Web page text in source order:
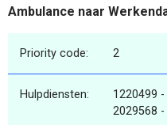
Ambulance naar
Priority code: 2
Hulpdiensten:
1220499
2029568